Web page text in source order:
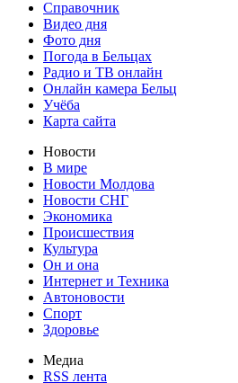
Справочник
Видео дня
Фото дня
Погода в Бельцах
Радио и ТВ онлайн
Онлайн камера Бельц
Учёба
Карта сайта
Новости
В мире
Новости Молдова
Новости СНГ
Экономика
Происшествия
Культура
Он и она
Интернет и Техника
Автоновости
Спорт
Здоровье
Медиа
RSS лента